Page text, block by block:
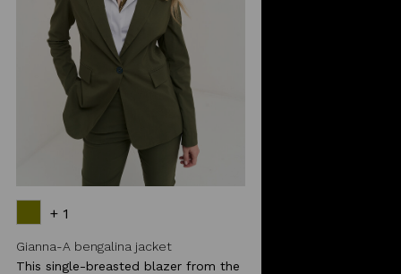
+ 1
Gianna-A bengalina jacket
This single-breasted blazer from the